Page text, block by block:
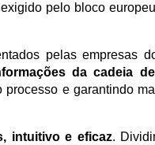
exigido pelo bloco
pelas empresas
da cadeia
processo e garantindo
intuitivo e eficaz.